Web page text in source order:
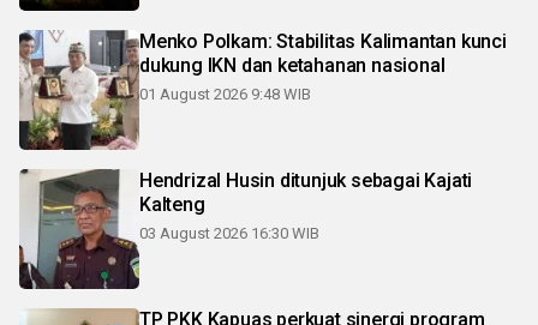
Menko Polkam: Stabilitas Kalimantan kunci
dukung IKN dan ketahanan nasional
01 August 2026 9:48 WIB
Hendrizal Husin ditunjuk sebagai Kajati
Kalteng
03 August 2026 16:30 WIB
TP PKK Kapuas perkuat sinergi program